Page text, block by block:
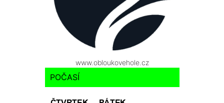
www.obloukovehole.cz
POČASÍ